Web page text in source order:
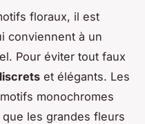
floraux, il est
conviennent à un
Pour éviter tout faux
et élégants. Les
monochromes
les grandes fleurs